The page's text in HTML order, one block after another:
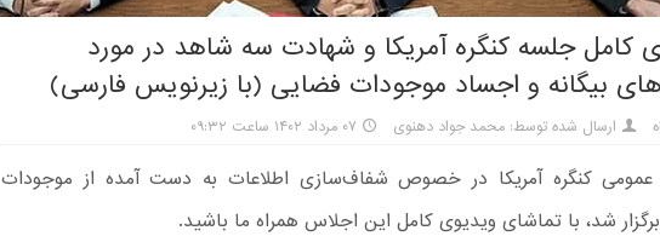
کامل جلسه کنگره آمریکا و شهادت سه شاهد در مورد
بیگانه و اجساد موجودات فضایی (با زیرنویس فارسی)
ارسال شده توسط: محمد جواد دهنوی ۰۷ مرداد ۱۴۰۲ ساعت ۰۹:۳۲
کنگره آمریکا در خصوص شفاف‌سازی اطلاعات به دست آمده از موجودات
شد، با تماشای ویدیوی کامل این اجلاس همراه ما باشید.